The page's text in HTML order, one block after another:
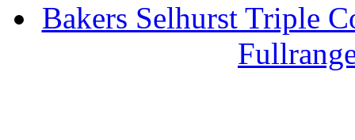
Bakers Selhurst Triple